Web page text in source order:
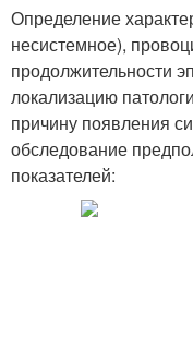
Определение
несистемное),
продолжительности
локализацию
причину появления
обследование
показателей: